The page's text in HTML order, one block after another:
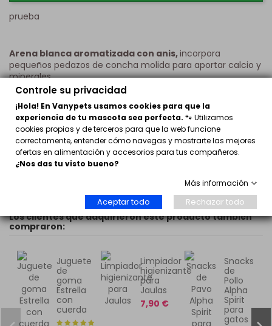
prueba
Arena blanca aromatizada con anis,incorpora
pequeños pedazos de concha molida para aportar calcio y
minerales.
Opiniones(0)
Sin opiniones Escribir opinión
Los clientes que adquirieron este producto también
compraron:
Juguete
de
goma
Estrella
con
cuerda
Limpiador
higienizante
para
Jaulas
7,90 €
Snacks
de
Pollo
Alpha
Spirit
para
gatos
Controle su privacidad
¡Hola! En Vanypets usamos cookies para que la
experiencia de tu mascota sea perfecta. 🐾 Utilizamos
cookies propias y de terceros para que la web funcione
correctamente, entender cómo navegas y mostrarte las mejores
ofertas en alimentación y accesorios para tus compañeros.
¿Nos das tu visto bueno?
Más información
Aceptar todo Rechazar todo